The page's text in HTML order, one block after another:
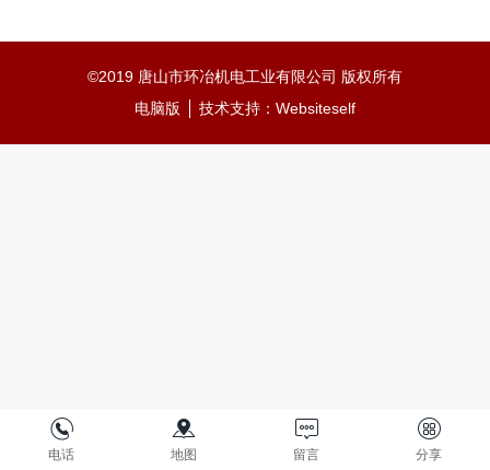
©2019 唐山市环冶机电工业有限公司 版权所有
电脑版
技术支持： Websiteself
电话 地图 留言 分享